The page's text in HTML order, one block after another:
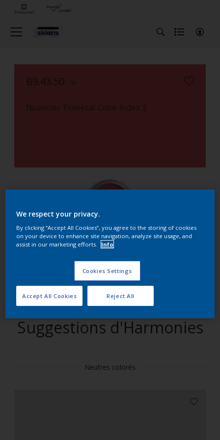
B9.43.50
Nuancier Trimetal Color Index 2
Trouver des produits dans cette couleur
Allons-y
Suggestions d'Harmonies
Neutres colorés
We respect your privacy.
By clicking “Accept All Cookies”, you agree to the storing of cookies
on your device to enhance site navigation, analyze site usage, and
assist in our marketing efforts.
Info
Cookies Settings
Reject All
Accept All Cookies